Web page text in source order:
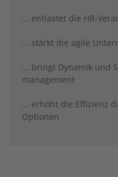
... entlastet die HR-
... stärkt die agile
... bringt Dynamik und
management
... erhöht die Effizienz
Optionen